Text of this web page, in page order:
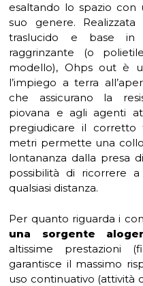
esaltando lo spazio
suo genere.
traslucido e base in
raggrinzante (o
modello), Ohps out è
l’impiego a terra
che assicurano la
piovana e agli agenti
pregiudicare il corretto
metri permette una
lontananza dalla presa
possibilità di ricorrere
qualsiasi distanza.
Per quanto riguarda i
una sorgente
altissime prestazioni
garantisce il massimo
uso continuativo (attività